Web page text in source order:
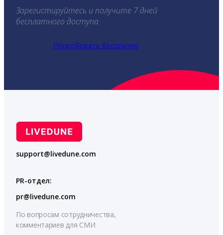
Зарегистируйтесь и получите 7 дней
бесплатного доступа.
Попробовать бесплатно
support@livedune.com
PR-отдел:
pr@livedune.com
По вопросам сотрудничества,
комментариев для СМИ